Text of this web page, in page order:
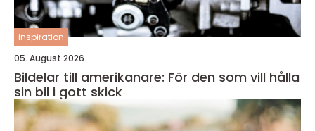
inspiration
05. August 2026
Bildelar till amerikanare: För den som vill hålla
sin bil i gott skick